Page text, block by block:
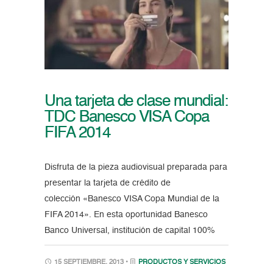
Una tarjeta de clase mundial:
TDC Banesco VISA Copa
FIFA 2014
Disfruta de la pieza audiovisual preparada para
presentar la tarjeta de crédito de
colección «Banesco VISA Copa Mundial de la
FIFA 2014». En esta oportunidad Banesco
Banco Universal, institución de capital 100%
15 SEPTIEMBRE, 2013 • PRODUCTOS Y SERVICIOS